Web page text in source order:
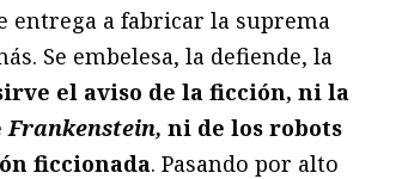
entrega a fabricar la suprema
Se embelesa, la defiende, la
el aviso de la ficción, ni la
Frankenstein, ni de los robots
ficcionada. Pasando por alto